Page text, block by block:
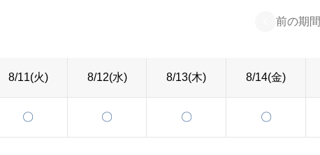
前の期間
8/11(火) 8/12(水) 8/13(木) 8/14(金)
〇 〇 〇 〇